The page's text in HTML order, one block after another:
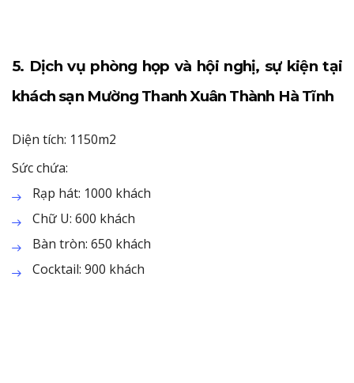
5. Dịch vụ phòng họp và hội nghị, sự kiện tại
khách sạn Mường Thanh Xuân Thành Hà Tĩnh
Diện tích: 1150m2
Sức chứa:
Rạp hát: 1000 khách
Chữ U: 600 khách
Bàn tròn: 650 khách
Cocktail: 900 khách